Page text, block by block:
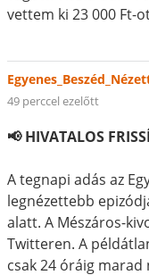
vettem ki 23 000 Ft-
49 perccel ezelőtt
📢 HIVATALOS
A tegnapi adás az
legnézettebb
alatt. A Mészáros-
Twitteren. A
csak 24 óráig marad